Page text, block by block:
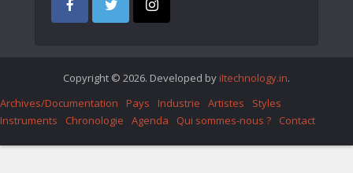
Copyright © 2026. Developed by iItechnology.in.
Archives/Documentation
Pays Industrie Artistes
Styles
Instruments
Chronologie Agenda Qui sommes-nous ? Contact